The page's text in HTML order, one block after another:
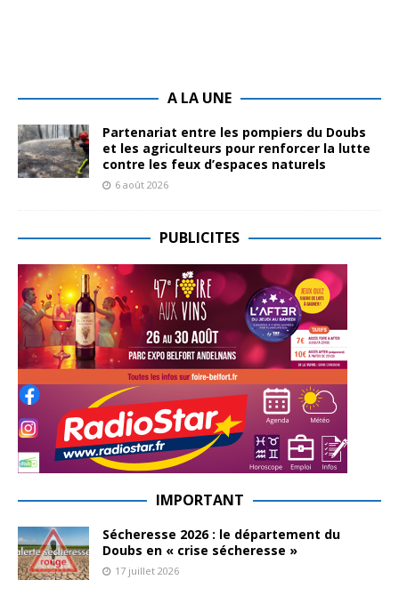
A LA UNE
Partenariat entre les pompiers du Doubs
et les agriculteurs pour renforcer la lutte
contre les feux d’espaces naturels
6 août 2026
PUBLICITES
IMPORTANT
Sécheresse 2026 : le département du
Doubs en « crise sécheresse »
17 juillet 2026